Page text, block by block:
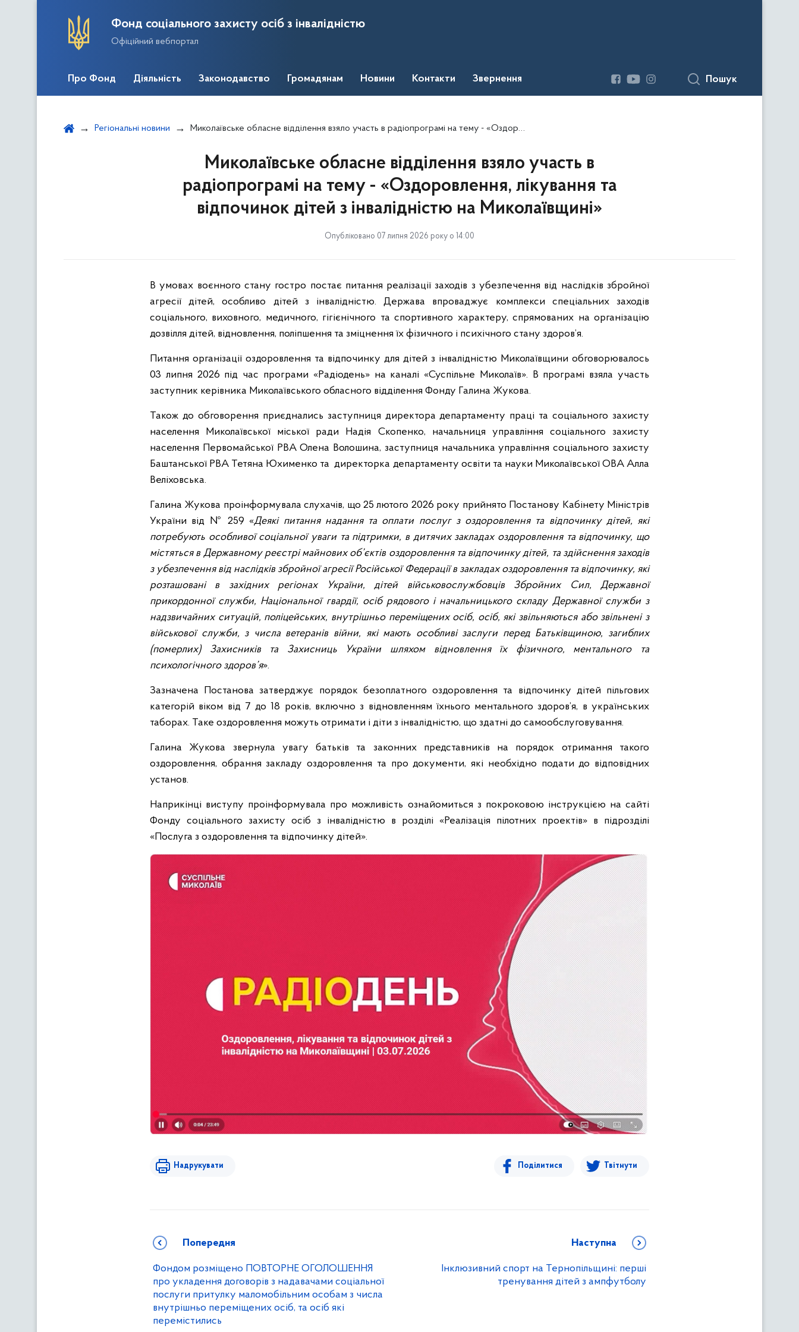
Фонд соціального захисту осіб з інвалідністю
Офіційний вебпортал
Про Фонд Діяльність Законодавство Громадянам Новини Контакти Звернення Пошук
Регіональні новини Миколаївське обласне відділення взяло участь в радіопрограмі на тему - «Оздоровлення, лікування та відпочинок дітей з інвалідністю на Миколаївщині»
Миколаївське обласне відділення взяло участь в
радіопрограмі на тему - «Оздоровлення, лікування та
відпочинок дітей з інвалідністю на Миколаївщині»
Опубліковано 07 липня 2026 року о 14:00
В умовах воєнного стану гостро постає питання реалізації заходів з убезпечення від наслідків збройної
агресії дітей, особливо дітей з інвалідністю. Держава впроваджує комплекси спеціальних заходів
соціального, виховного, медичного, гігієнічного та спортивного характеру, спрямованих на організацію
дозвілля дітей, відновлення, поліпшення та зміцнення їх фізичного і психічного стану здоров’я.
Питання організації оздоровлення та відпочинку для дітей з інвалідністю Миколаївщини обговорювалось
03 липня 2026 під час програми «Радіодень» на каналі «Суспільне Миколаїв». В програмі взяла участь
заступник керівника Миколаївського обласного відділення Фонду Галина Жукова.
Також до обговорення приєднались заступниця директора департаменту праці та соціального захисту
населення Миколаївської міської ради Надія Скопенко, начальниця управління соціального захисту
населення Первомайської РВА Олена Волошина, заступниця начальника управління соціального захисту
Баштанської РВА Тетяна Юхименко та директорка департаменту освіти та науки Миколаївської ОВА Алла
Веліховська.
Галина Жукова проінформувала слухачів, що 25 лютого 2026 року прийнято Постанову Кабінету Міністрів
України від № 259 «Деякі питання надання та оплати послуг з оздоровлення та відпочинку дітей, які
потребують особливої соціальної уваги та підтримки, в дитячих закладах оздоровлення та відпочинку, що
містяться в Державному реєстрі майнових об’єктів оздоровлення та відпочинку дітей, та здійснення заходів
з убезпечення від наслідків збройної агресії Російської Федерації в закладах оздоровлення та відпочинку, які
розташовані в західних регіонах України, дітей військовослужбовців Збройних Сил, Державної
прикордонної служби, Національної гвардії, осіб рядового і начальницького складу Державної служби з
надзвичайних ситуацій, поліцейських, внутрішньо переміщених осіб, осіб, які звільняються або звільнені з
військової служби, з числа ветеранів війни, які мають особливі заслуги перед Батьківщиною, загиблих
(померлих) Захисників та Захисниць України шляхом відновлення їх фізичного, ментального та
психологічного здоров’я».
Зазначена Постанова затверджує порядок безоплатного оздоровлення та відпочинку дітей пільгових
категорій віком від 7 до 18 років, включно з відновленням їхнього ментального здоров’я, в українських
таборах. Таке оздоровлення можуть отримати і діти з інвалідністю, що здатні до самообслуговування.
Галина Жукова звернула увагу батьків та законних представників на порядок отримання такого
оздоровлення, обрання закладу оздоровлення та про документи, які необхідно подати до відповідних
установ.
Наприкінці виступу проінформувала про можливість ознайомиться з покроковою інструкцією на сайті
Фонду соціального захисту осіб з інвалідністю в розділі «Реалізація пілотних проектів» в підрозділі
«Послуга з оздоровлення та відпочинку дітей».
Надрукувати Поділитися Твітнути
Попередня
Фондом розміщено ПОВТОРНЕ ОГОЛОШЕННЯ
про укладення договорів з надавачами соціальної
послуги притулку маломобільним особам з числа
внутрішньо переміщених осіб, та осіб які
перемістились
Наступна
Інклюзивний спорт на Тернопільщині: перші
тренування дітей з ампфутболу